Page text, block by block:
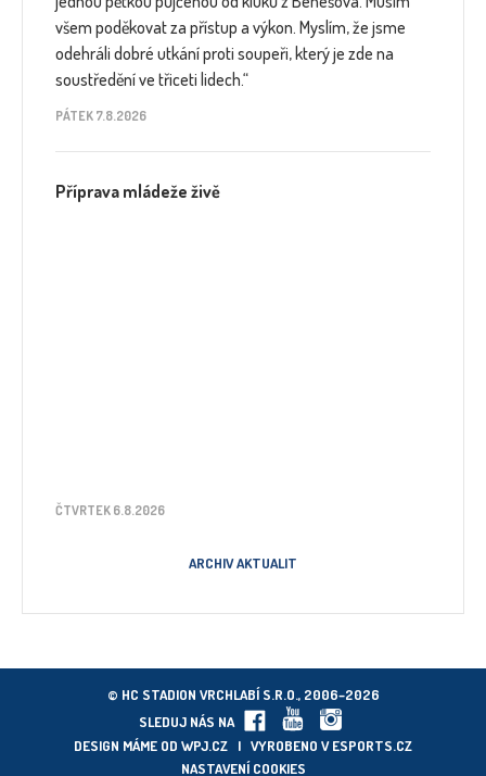
všem poděkovat za přístup a výkon. Myslím, že jsme
odehráli dobré utkání proti soupeři, který je zde na
soustředění ve třiceti lidech.“
PÁTEK 7.8.2026
Příprava mládeže živě
ČTVRTEK 6.8.2026
ARCHIV AKTUALIT
© HC STADION VRCHLABÍ S.R.O., 2006–2026
SLEDUJ NÁS NA
DESIGN MÁME OD WPJ.CZ | VYROBENO VESPORTS.CZ
NASTAVENÍ COOKIES